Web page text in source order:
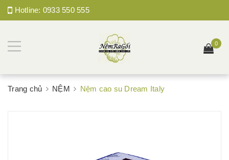
Hotline: 0933 550 555
0
Trang chủ NỆM Nệm cao su Dream Italy